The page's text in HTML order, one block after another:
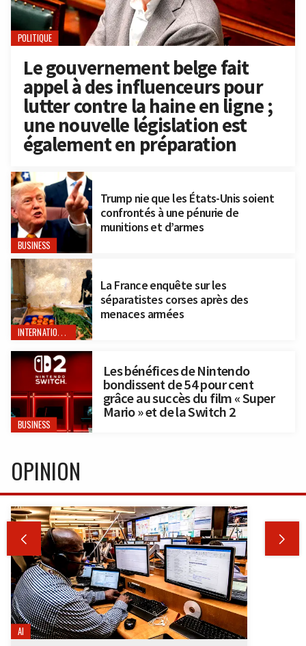
POLITIQUE
Le gouvernement belge fait
appel à des influenceurs pour
lutter contre la haine en ligne ;
une nouvelle législation est
également en préparation
BUSINESS
Trump nie que les États-Unis soient
confrontés à une pénurie de
munitions et d’armes
INTERNATIONAL
La France enquête sur les
séparatistes corses après des
menaces armées
BUSINESS
Les bénéfices de Nintendo
bondissent de 54 pour cent
grâce au succès du film « Super
Mario » et de la Switch 2
OPINION
 
AI